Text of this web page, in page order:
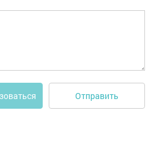
Отправить